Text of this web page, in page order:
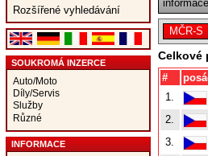
Rozšířené vyhledávání
SOUKROMÁ INZERCE
Auto/Moto
Díly/Servis
Služby
Různé
INFORMACE
informace
MČR-S
Celkové
#
1.
2.
3.